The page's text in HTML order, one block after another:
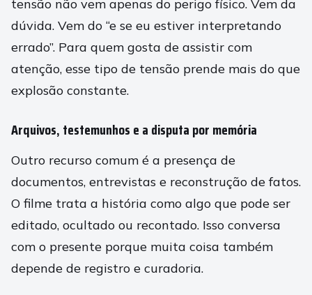
tensão não vem apenas do perigo físico. Vem da
dúvida. Vem do “e se eu estiver interpretando
errado”. Para quem gosta de assistir com
atenção, esse tipo de tensão prende mais do que
explosão constante.
Arquivos, testemunhos e a disputa por memória
Outro recurso comum é a presença de
documentos, entrevistas e reconstrução de fatos.
O filme trata a história como algo que pode ser
editado, ocultado ou recontado. Isso conversa
com o presente porque muita coisa também
depende de registro e curadoria.